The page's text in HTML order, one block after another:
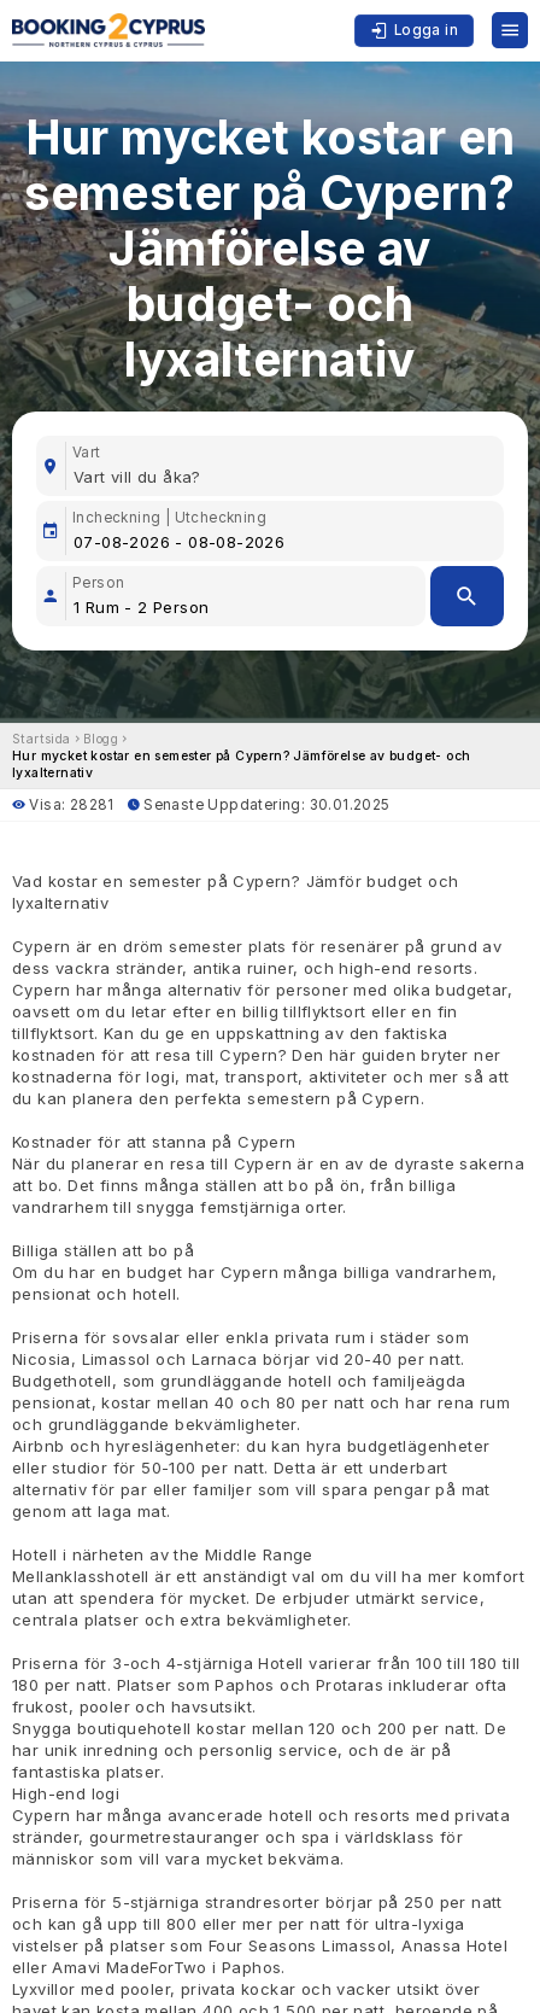
Logga in
Hur mycket kostar en
semester på Cypern?
Jämförelse av
budget- och
lyxalternativ
Vart
Incheckning | Utcheckning
Person
Startsida
Blogg
Hur mycket kostar en semester på Cypern? Jämförelse av budget- och
lyxalternativ
Visa: 28281 Senaste Uppdatering: 30.01.2025
Vad kostar en semester på Cypern? Jämför budget och
lyxalternativ
Cypern är en dröm semester plats för resenärer på grund av
dess vackra stränder, antika ruiner, och high-end resorts.
Cypern har många alternativ för personer med olika budgetar,
oavsett om du letar efter en billig tillflyktsort eller en fin
tillflyktsort. Kan du ge en uppskattning av den faktiska
kostnaden för att resa till Cypern? Den här guiden bryter ner
kostnaderna för logi, mat, transport, aktiviteter och mer så att
du kan planera den perfekta semestern på Cypern.
Kostnader för att stanna på Cypern
När du planerar en resa till Cypern är en av de dyraste sakerna
att bo. Det finns många ställen att bo på ön, från billiga
vandrarhem till snygga femstjärniga orter.
Billiga ställen att bo på
Om du har en budget har Cypern många billiga vandrarhem,
pensionat och hotell.
Priserna för sovsalar eller enkla privata rum i städer som
Nicosia, Limassol och Larnaca börjar vid 20-40 per natt.
Budgethotell, som grundläggande hotell och familjeägda
pensionat, kostar mellan 40 och 80 per natt och har rena rum
och grundläggande bekvämligheter.
Airbnb och hyreslägenheter: du kan hyra budgetlägenheter
eller studior för 50-100 per natt. Detta är ett underbart
alternativ för par eller familjer som vill spara pengar på mat
genom att laga mat.
Hotell i närheten av the Middle Range
Mellanklasshotell är ett anständigt val om du vill ha mer komfort
utan att spendera för mycket. De erbjuder utmärkt service,
centrala platser och extra bekvämligheter.
Priserna för 3-och 4-stjärniga Hotell varierar från 100 till 180 till
180 per natt. Platser som Paphos och Protaras inkluderar ofta
frukost, pooler och havsutsikt.
Snygga boutiquehotell kostar mellan 120 och 200 per natt. De
har unik inredning och personlig service, och de är på
fantastiska platser.
High-end logi
Cypern har många avancerade hotell och resorts med privata
stränder, gourmetrestauranger och spa i världsklass för
människor som vill vara mycket bekväma.
Priserna för 5-stjärniga strandresorter börjar på 250 per natt
och kan gå upp till 800 eller mer per natt för ultra-lyxiga
vistelser på platser som Four Seasons Limassol, Anassa Hotel
eller Amavi MadeForTwo i Paphos.
Lyxvillor med pooler, privata kockar och vacker utsikt över